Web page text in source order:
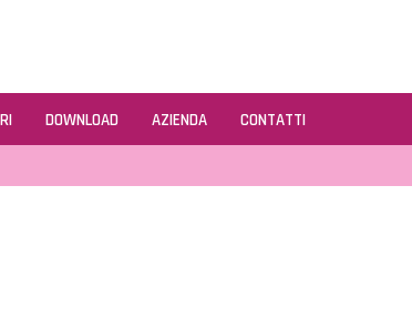
DOWNLOAD AZIENDA CONTATTI